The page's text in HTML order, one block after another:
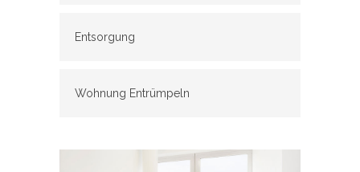
Entsorgung
Wohnung Entrümpeln